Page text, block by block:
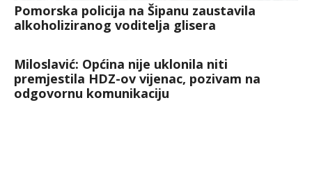
Pomorska policija na Šipanu zaustavila
alkoholiziranog voditelja glisera
Miloslavić: Općina nije uklonila niti
premjestila HDZ-ov vijenac, pozivam na
odgovornu komunikaciju